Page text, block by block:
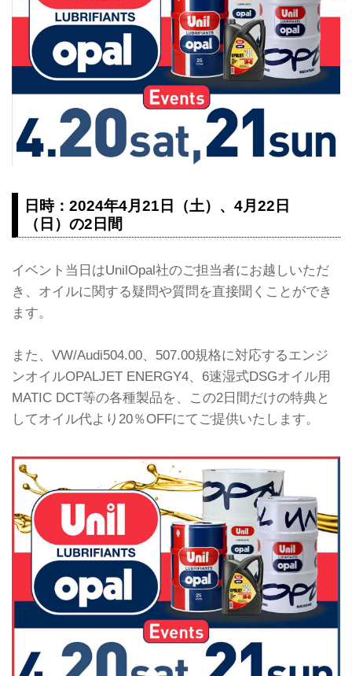
日時：2024年4月21日（土）、4月22日
（日）の2日間
イベント当日はUnilOpal社のご担当者にお越しいただ
き、オイルに関する疑問や質問を直接聞くことができ
ます。
また、VW/Audi504.00、507.00規格に対応するエンジ
ンオイルOPALJET ENERGY4、6速湿式DSGオイル用
MATIC DCT等の各種製品を、この2日間だけの特典と
してオイル代より20％OFFにてご提供いたします。